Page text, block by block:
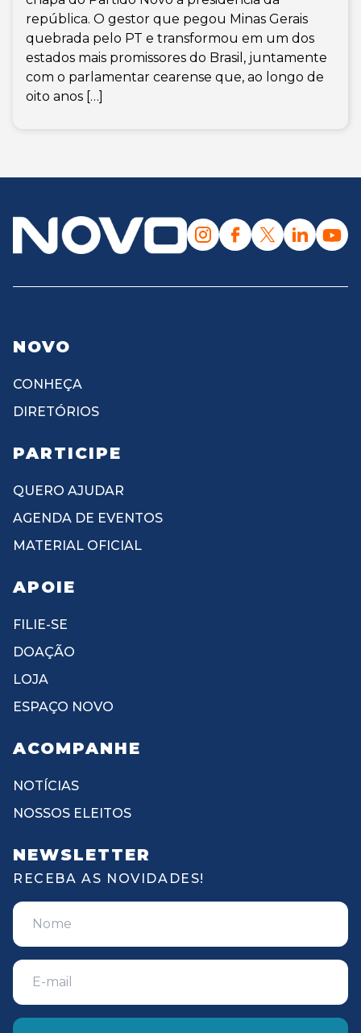
república. O gestor que pegou Minas Gerais
quebrada pelo PT e transformou em um dos
estados mais promissores do Brasil, juntamente
com o parlamentar cearense que, ao longo de
oito anos […]
NOVO
CONHEÇA
DIRETÓRIOS
PARTICIPE
QUERO AJUDAR
AGENDA DE EVENTOS
MATERIAL OFICIAL
APOIE
FILIE-SE
DOAÇÃO
LOJA
ESPAÇO NOVO
ACOMPANHE
NOTÍCIAS
NOSSOS ELEITOS
NEWSLETTER
RECEBA AS NOVIDADES!